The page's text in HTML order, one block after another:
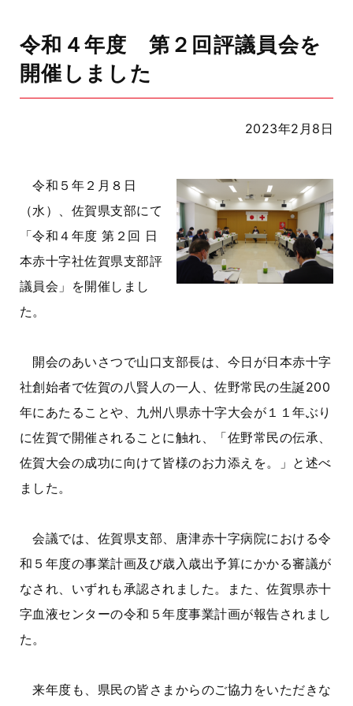
令和４年度 第２回評議員会を
開催しました
2023年2月8日
令和５年２月８日
（水）、佐賀県支部にて
「令和４年度 第２回 日
本赤十字社佐賀県支部評
議員会」を開催しまし
た。
開会のあいさつで山口支部長は、今日が日本赤十字
社創始者で佐賀の八賢人の一人、佐野常民の生誕200
年にあたることや、九州八県赤十字大会が１１年ぶり
に佐賀で開催されることに触れ、「佐野常民の伝承、
佐賀大会の成功に向けて皆様のお力添えを。」と述べ
ました。
会議では、佐賀県支部、唐津赤十字病院における令
和５年度の事業計画及び歳入歳出予算にかかる審議が
なされ、いずれも承認されました。また、佐賀県赤十
字血液センターの令和５年度事業計画が報告されまし
た。
来年度も、県民の皆さまからのご協力をいただきな